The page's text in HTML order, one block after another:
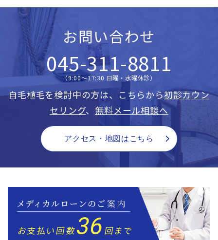
お問い合わせ
045-311-8811
（9:00〜17:30 日曜・水曜休診）
自毛植毛を検討中の方は、こちらから初診カウン
セリング、 無料メール相談へ
アクセス・地図はこちら